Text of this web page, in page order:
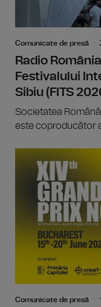
Comunicate de presă
Radio
Festivalului
Sibiu (FITS
Societatea
este coproducător
Comunicate de presă